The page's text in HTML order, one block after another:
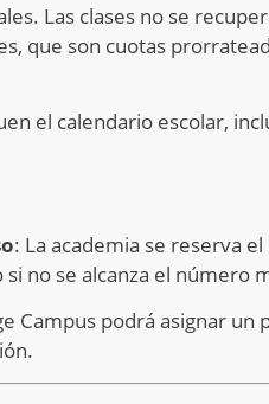
Las clases no se
que son cuotas
el calendario escolar,
: La academia se reserva
no se alcanza el número
Campus podrá asignar